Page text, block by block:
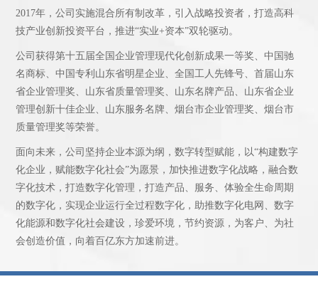
2017年，公司实施混合所有制改革，引入战略投资者，打造高科
技产业创新投资平台，推进“实业+资本”双轮驱动。
公司获得第十五届全国企业管理现代化创新成果一等奖、中国驰
名商标、中国专利山东省明星企业、全国工人先锋号、首届山东
省企业管理奖、山东省质量管理奖、山东名牌产品、山东省企业
管理创新十佳企业、山东服务名牌、烟台市企业管理奖、烟台市
质量管理奖等荣誉。
面向未来，公司坚持企业本源为纲，数字转型赋能，以“构建数字
化企业，赋能数字化社会”为愿景，加快推进数字化战略，融合数
字化技术，打造数字化管理，打造产品、服务、体验全生命周期
的数字化，实现企业运行全过程数字化，助推数字化电网、数字
化能源和数字化社会建设，珍爱环境，节约资源，为客户、为社
会创造价值，向着百亿东方加速前进。